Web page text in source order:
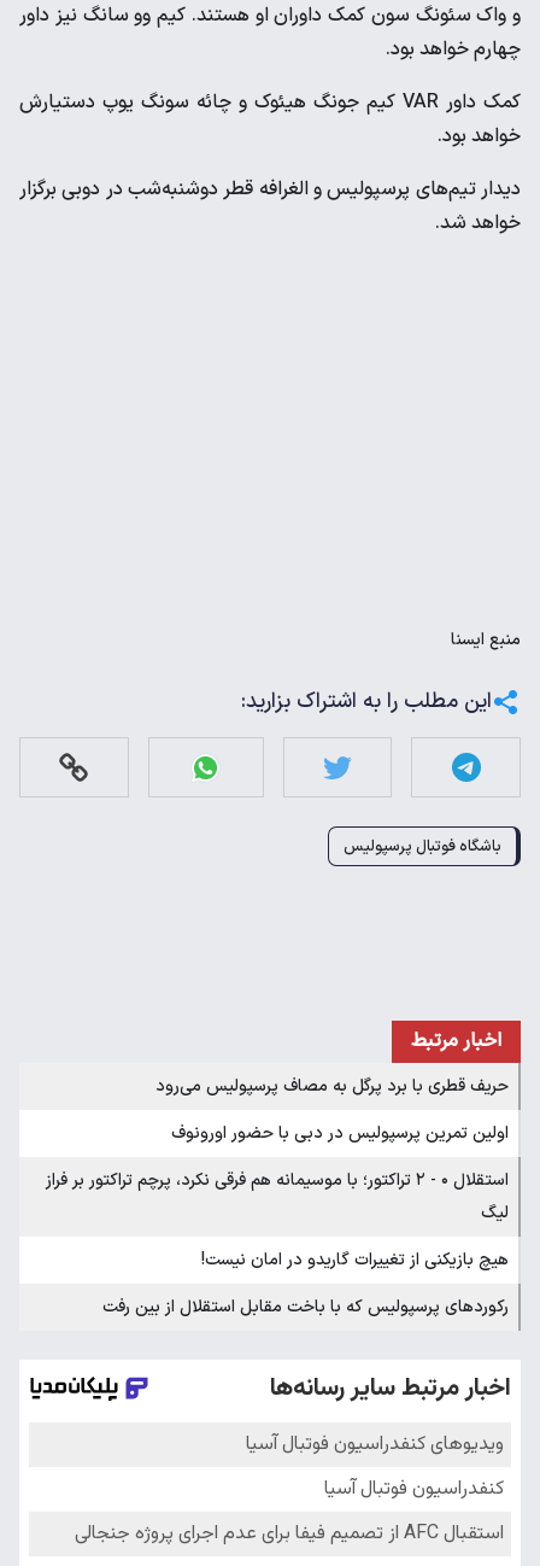
و واک سئونگ سون کمک داوران او هستند. کیم وو سانگ نیز داور
چهارم خواهد بود.
کمک داور VAR کیم جونگ هیئوک و چائه سونگ یوپ دستیارش
خواهد بود.
دیدار تیم‌های پرسپولیس و الغرافه قطر دوشنبه‌شب در دوبی برگزار
خواهد شد.
منبع ايسنا
این مطلب را به اشتراک بزارید:
باشگاه فوتبال پرسپولیس
اخبار مرتبط
حریف قطری با برد پرگل به مصاف پرسپولیس می‌رود
اولین تمرین پرسپولیس در دبی با حضور اورونوف
استقلال ۰ - ۲ تراکتور؛ با موسیمانه هم فرقی نکرد، پرچم تراکتور بر فراز
لیگ
هیچ بازیکنی از تغییرات گاریدو در امان نیست!
رکوردهای پرسپولیس که با باخت مقابل استقلال از بین رفت